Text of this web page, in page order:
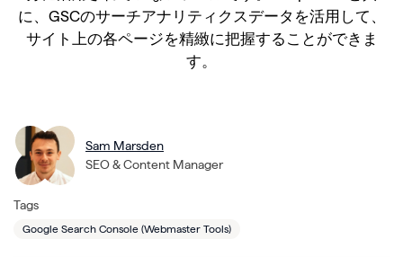
に、GSCのサーチアナリティクスデータを活用して、
サイト上の各ページを精緻に把握することができま
す。
Sam Marsden
SEO & Content Manager
Tags
Google Search Console (Webmaster Tools)